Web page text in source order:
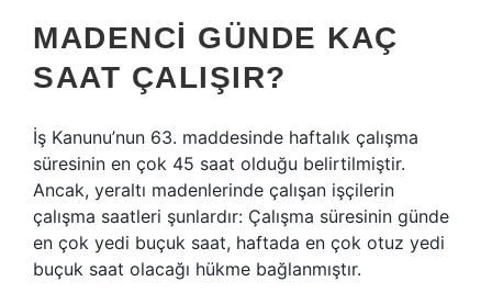
MADENCI GÜNDE KAÇ
SAAT ÇALIŞIR?
İş Kanunu’nun 63. maddesinde haftalık çalışma
süresinin en çok 45 saat olduğu belirtilmiştir.
Ancak, yeraltı madenlerinde çalışan işçilerin
çalışma saatleri şunlardır: Çalışma süresinin günde
en çok yedi buçuk saat, haftada en çok otuz yedi
buçuk saat olacağı hükme bağlanmıştır.